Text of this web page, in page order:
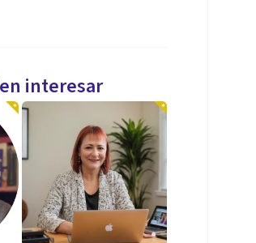
interesar